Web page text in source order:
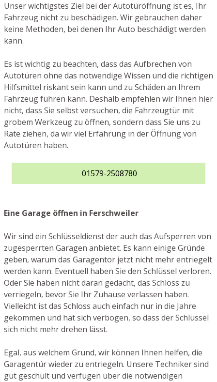
Unser wichtigstes Ziel bei der Autotüröffnung ist es, Ihr
Fahrzeug nicht zu beschädigen. Wir gebrauchen daher
keine Methoden, bei denen Ihr Auto beschädigt werden
kann.
Es ist wichtig zu beachten, dass das Aufbrechen von
Autotüren ohne das notwendige Wissen und die richtigen
Hilfsmittel riskant sein kann und zu Schäden an Ihrem
Fahrzeug führen kann. Deshalb empfehlen wir Ihnen hier
nicht, dass Sie selbst versuchen, die Fahrzeugtür mit
grobem Werkzeug zu öffnen, sondern dass Sie uns zu
Rate ziehen, da wir viel Erfahrung in der Öffnung von
Autotüren haben.
01579-2508780
Eine Garage öffnen in Ferschweiler
Wir sind ein Schlüsseldienst der auch das Aufsperren von
zugesperrten Garagen anbietet. Es kann einige Gründe
geben, warum das Garagentor jetzt nicht mehr entriegelt
werden kann. Eventuell haben Sie den Schlüssel verloren.
Oder Sie haben nicht daran gedacht, das Schloss zu
verriegeln, bevor Sie Ihr Zuhause verlassen haben.
Vielleicht ist das Schloss auch einfach nur in die Jahre
gekommen und hat sich verbogen, so dass der Schlüssel
sich nicht mehr drehen lässt.
Egal, aus welchem Grund, wir können Ihnen helfen, die
Garagentür wieder zu entriegeln. Unsere Techniker sind
gut geschult und verfügen über die notwendigen